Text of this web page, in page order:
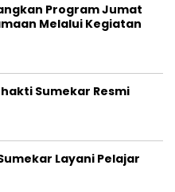
Program Jumat
Melalui Kegiatan
Sumekar Resmi
Layani Pelajar